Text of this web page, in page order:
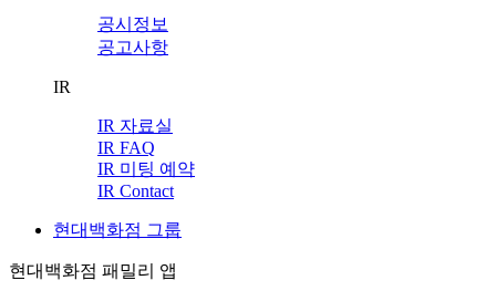
공시정보
공고사항
IR
IR 자료실
IR FAQ
IR 미팅 예약
IR Contact
현대백화점 그룹
현대백화점 패밀리 앱